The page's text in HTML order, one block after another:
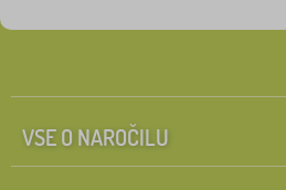
VSE O NAROČILU